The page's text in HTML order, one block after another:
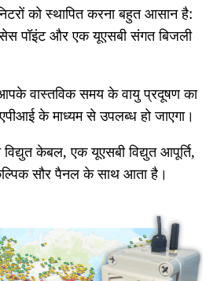
को स्थापित करना बहुत आसान है:
पॉइंट और एक यूएसबी संगत बिजली
वास्तविक समय के वायु प्रदूषण का
के माध्यम से उपलब्ध हो जाएगा।
केबल, एक यूएसबी विद्युत आपूर्ति,
सौर पैनल के साथ आता है।